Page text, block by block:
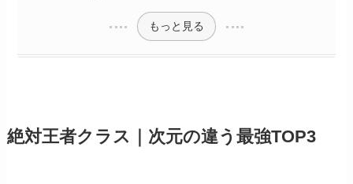
もっと見る
絶対王者クラス｜次元の違う最強TOP3